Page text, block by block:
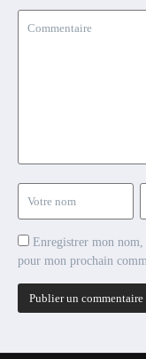
Enregistrer mon
pour mon prochain